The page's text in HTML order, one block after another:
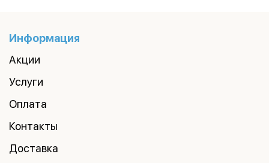
Информация
Акции
Услуги
Оплата
Контакты
Доставка